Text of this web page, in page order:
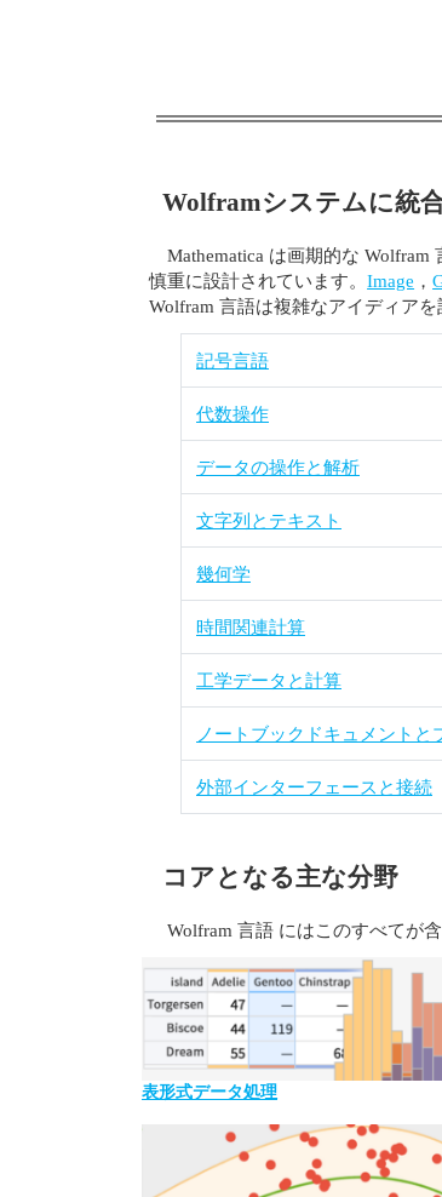
Wolframシステムに統
Mathematica は画期的な
慎重に設計されています。Image ，
Wolfram 言語は複雑なアイディア
記号言語
代数操作
データの操作と解析
文字列とテキスト
幾何学
時間関連計算
工学データと計算
ノートブックドキュメントと
外部インターフェースと接続
コアとなる主な分野
Wolfram 言語 にはこのすべてが
表形式データ処理